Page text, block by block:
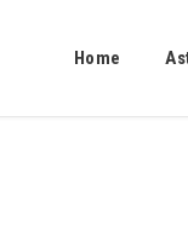
Home